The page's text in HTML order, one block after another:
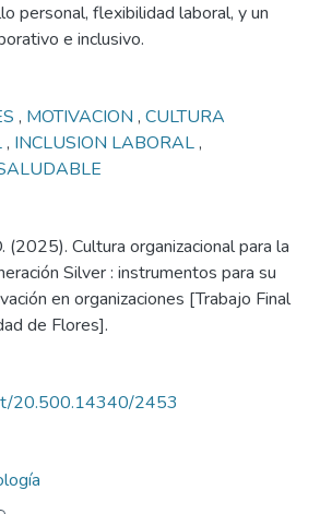
personal, flexibilidad laboral, y un
e inclusivo.
, MOTIVACION , CULTURA
, INCLUSION LABORAL,
(2025). Cultura organizacional para la
Silver : instrumentos para su
en organizaciones [Trabajo Final
de Flores].
20.500.14340/2453